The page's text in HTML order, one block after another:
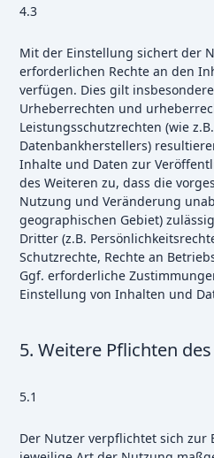
4.3
Mit der Einstellung sichert der
erforderlichen Rechte an den
verfügen. Dies gilt
Urheberrechten und
Leistungsschutzrechten (wie
Datenbankherstellers)
Inhalte und Daten zur
des Weiteren zu, dass die
Nutzung und Veränderung
geographischen Gebiet)
Dritter (z.B.
Schutzrechte, Rechte an
Ggf. erforderliche
Einstellung von Inhalten und
5. Weitere Pflichten
5.1
Der Nutzer verpflichtet sich